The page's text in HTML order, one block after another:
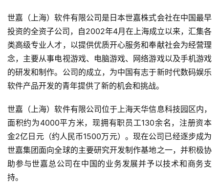
游
茶
原
创
游
戏
界
手
机
游
戏
世嘉（上海）软件有限公司是日本世嘉株式会社在中国最早
投资的全资子公司，自2002年4月在上海成立以来，汇集各
类高级专业人才，以提供优质开心服务和奉献社会为经营理
念，主要从事电视游戏、电脑游戏、网络游戏以及手机游戏
的研发和制作。公司的成立，为中国有志于新时代数码娱乐
软件产品开发的青年提供了新的机会和挑战。
世嘉（上海）软件有限公司位于上海天华信息科技园区内，
面积约为4000平方米，现拥有职员工130余名，注册资本
金2亿日元（约人民币1500万元）。现在公司已经逐步成为
世嘉集团面向全球的主要研究开发制作基地之一，并积极协
助参与世嘉总公司在中国的业务发展并予以技术和商务支
持。